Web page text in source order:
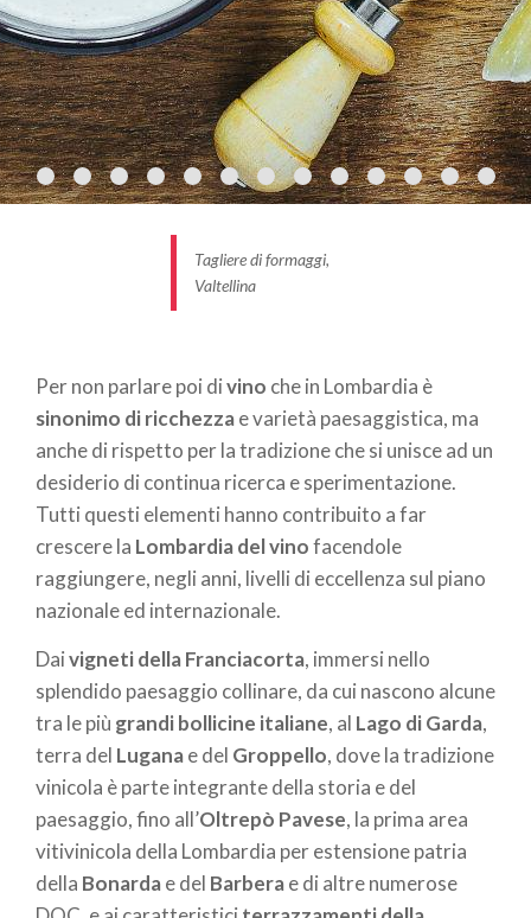
esaltate le eccellenze di una tradizione
gastronomica dalla storia antica ma dallo sguardo
aperto al futuro.
Tagliere di formaggi,
Valtellina
Per non parlare poi divino che in Lombardia è
sinonimo di ricchezzae varietà paesaggistica, ma
anche di rispetto per la tradizione che si unisce ad un
desiderio di continua ricerca e sperimentazione.
Tutti questi elementi hanno contribuito a far
crescere la Lombardia del vinofacendole
raggiungere, negli anni, livelli di eccellenza sul piano
nazionale ed internazionale.
Daivigneti della Franciacorta, immersi nello
splendido paesaggio collinare, da cui nascono alcune
tra le più grandi bollicine italiane, al Lago di Garda,
terra del Luganae del Groppello, dove la tradizione
vinicola è parte integrante della storia e del
paesaggio, fino all’Oltrepò Pavese, la prima area
vitivinicola della Lombardia per estensione patria
della Bonardae del Barberae di altre numerose